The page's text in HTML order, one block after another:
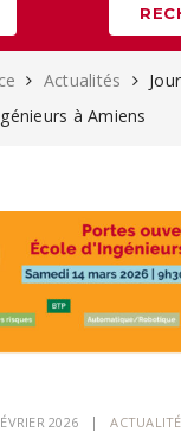
Actualités
à Amiens
2026